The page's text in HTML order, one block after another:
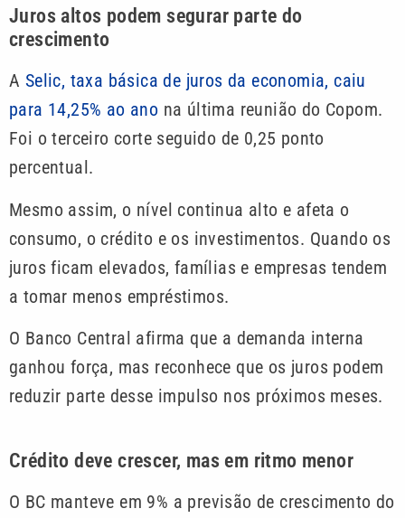
Juros altos podem segurar parte do
crescimento
A Selic, taxa básica de juros da economia, caiu
para 14,25% ao ano na última reunião do Copom.
Foi o terceiro corte seguido de 0,25 ponto
percentual.
Mesmo assim, o nível continua alto e afeta o
consumo, o crédito e os investimentos. Quando os
juros ficam elevados, famílias e empresas tendem
a tomar menos empréstimos.
O Banco Central afirma que a demanda interna
ganhou força, mas reconhece que os juros podem
reduzir parte desse impulso nos próximos meses.
Crédito deve crescer, mas em ritmo menor
O BC manteve em 9% a previsão de crescimento do